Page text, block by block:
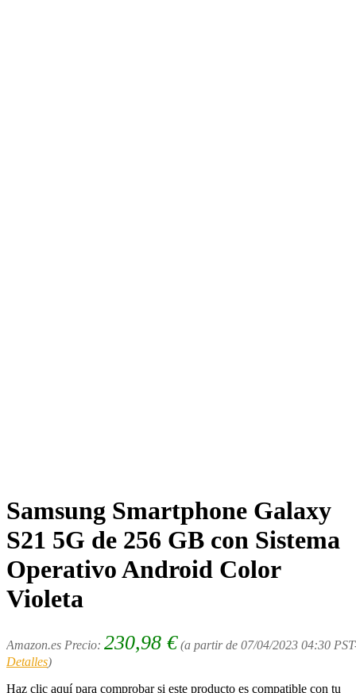
Samsung Smartphone Galaxy
S21 5G de 256 GB con Sistema
Operativo Android Color
Violeta
Amazon.es Precio: 230,98 € (a partir de 07/04/2023 04:30
Detalles)
Haz clic aquí para comprobar si este producto es compatible con tu